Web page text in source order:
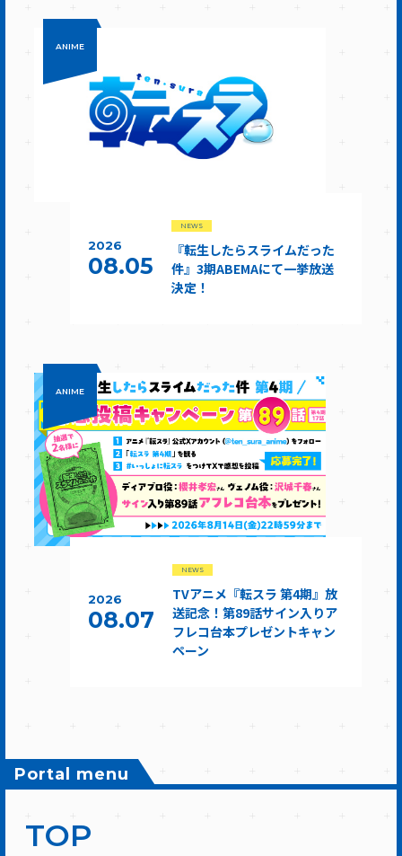
ANIME
2026
08.05
NEWS
『転生したらスライムだった
件』3期ABEMAにて一挙放送
決定！
ANIME
2026
08.07
NEWS
TVアニメ『転スラ 第4期』放
送記念！第89話サイン入りア
フレコ台本プレゼントキャン
ペーン
Portal menu
TOP